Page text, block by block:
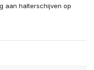
aan halterschijven op